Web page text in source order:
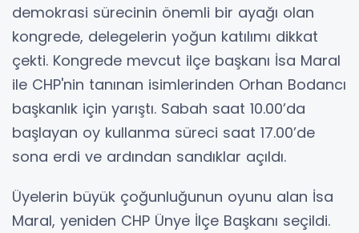
demokrasi sürecinin önemli bir ayağı olan
kongrede, delegelerin yoğun katılımı dikkat
çekti. Kongrede mevcut ilçe başkanı İsa Maral
ile CHP'nin tanınan isimlerinden Orhan Bodancı
başkanlık için yarıştı. Sabah saat 10.00’da
başlayan oy kullanma süreci saat 17.00’de
sona erdi ve ardından sandıklar açıldı.
Üyelerin büyük çoğunluğunun oyunu alan İsa
Maral, yeniden CHP Ünye İlçe Başkanı seçildi.